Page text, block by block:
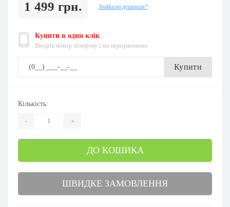
1 499 грн. Знайшли дешевше?
Купити в один клік
Введіть номер телефону і ми передзвонимо
Купити
Кількість:
- +
ДО КОШИКА
ШВИДКЕ ЗАМОВЛЕННЯ